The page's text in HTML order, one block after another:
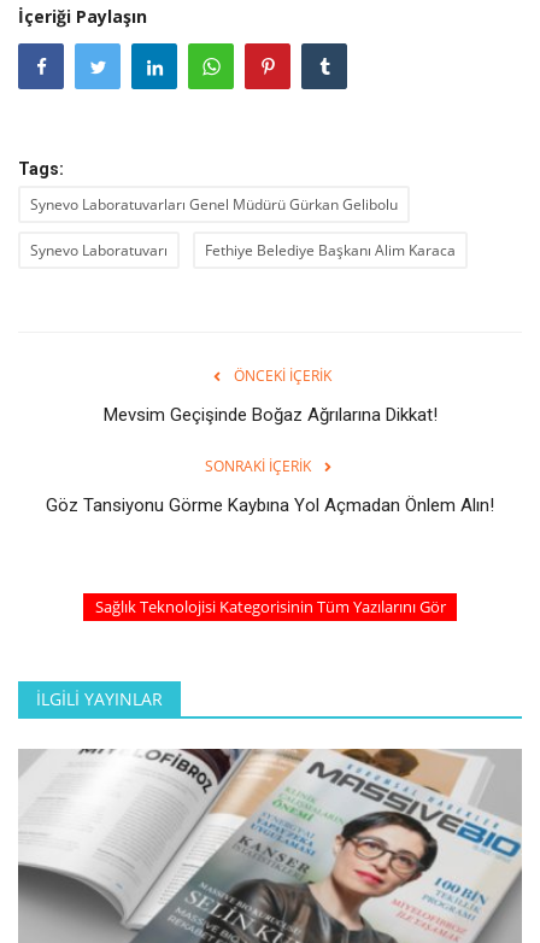
İçeriği Paylaşın
Tags:
Synevo Laboratuvarları Genel Müdürü Gürkan Gelibolu
Synevo Laboratuvarı Fethiye Belediye Başkanı Alim Karaca
ÖNCEKI İÇERIK
Mevsim Geçişinde Boğaz Ağrılarına Dikkat!
SONRAKI İÇERIK
Göz Tansiyonu Görme Kaybına Yol Açmadan Önlem Alın!
Sağlık Teknolojisi Kategorisinin Tüm Yazılarını Gör
İLGILI YAYINLAR